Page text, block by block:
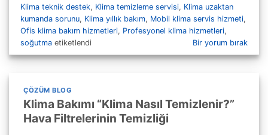
Klima teknik destek, Klima temizleme servisi, Klima uzaktan
kumanda sorunu, Klima yıllık bakım, Mobil klima servis hizmeti,
Ofis klima bakım hizmetleri, Profesyonel klima hizmetleri,
soğutma etiketlendi Bir yorum bırak
ÇÖZÜM BLOG
Klima Bakımı “Klima Nasıl Temizlenir?”
Hava Filtrelerinin Temizliği